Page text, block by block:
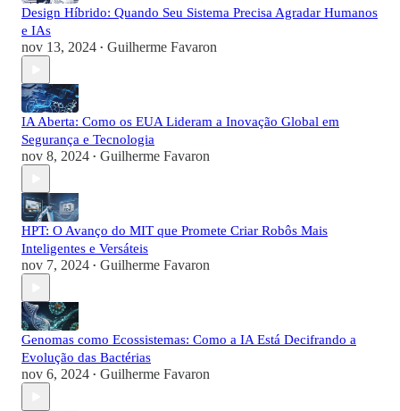
Design Híbrido: Quando Seu Sistema Precisa Agradar Humanos
e IAs
nov 13, 2024 • Guilherme Favaron
IA Aberta: Como os EUA Lideram a Inovação Global em
Segurança e Tecnologia
nov 8, 2024 • Guilherme Favaron
HPT: O Avanço do MIT que Promete Criar Robôs Mais
Inteligentes e Versáteis
nov 7, 2024 • Guilherme Favaron
Genomas como Ecossistemas: Como a IA Está Decifrando a
Evolução das Bactérias
nov 6, 2024 • Guilherme Favaron